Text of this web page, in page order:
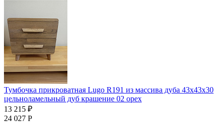
Тумбочка прикроватная Lugo R191 из массива дуба 43х43х30
цельноламельный дуб крашение 02 орех
13 215 ₽
24 027 Р